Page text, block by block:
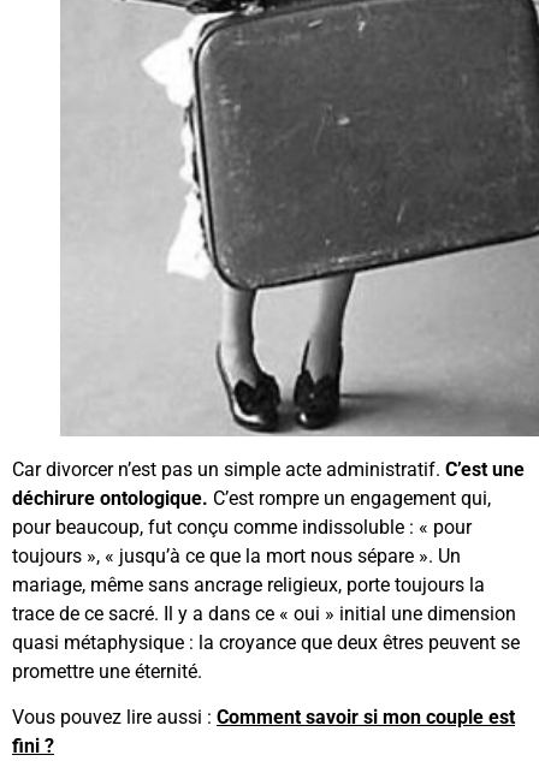
Car divorcer n’est pas un simple acte administratif. C’est une
déchirure ontologique. C’est rompre un engagement qui,
pour beaucoup, fut conçu comme indissoluble : « pour
toujours », « jusqu’à ce que la mort nous sépare ». Un
mariage, même sans ancrage religieux, porte toujours la
trace de ce sacré. Il y a dans ce « oui » initial une dimension
quasi métaphysique : la croyance que deux êtres peuvent se
promettre une éternité.
Vous pouvez lire aussi : Comment savoir si mon couple est
fini ?